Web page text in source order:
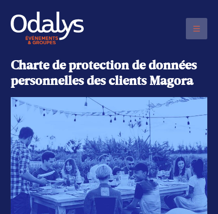
Charte de protection de données
personnelles des clients Magora
NOUS CONTACTER PAR TÉLÉPHONE
06 48 20 03 17